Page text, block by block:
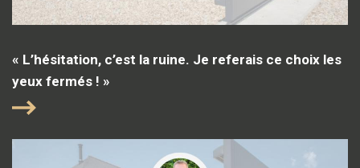
« L’hésitation, c’est la ruine. Je referais ce choix les
yeux fermés ! »